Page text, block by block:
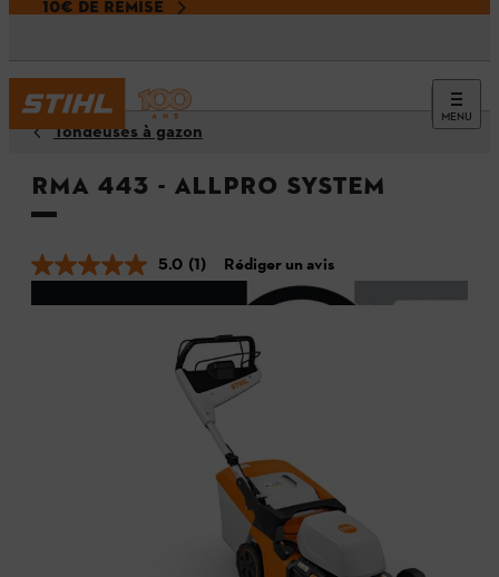
10€ DE REMISE
MENU
Tondeuses à gazon
RMA 443 - ALLPRO SYSTEM
5.0 (1) Rédiger un avis